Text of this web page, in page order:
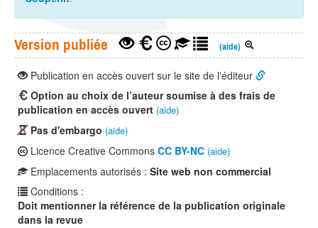
Version publiée (aide)
Publication en accès ouvert sur le site de l'éditeur
Option au choix de l’auteur soumise à des frais de
publication en accès ouvert (aide)
Pas d'embargo (aide)
Licence Creative Commons CC BY-NC (aide)
Emplacements autorisés : Site web non commercial
Conditions :
Doit mentionner la référence de la publication originale
dans la revue